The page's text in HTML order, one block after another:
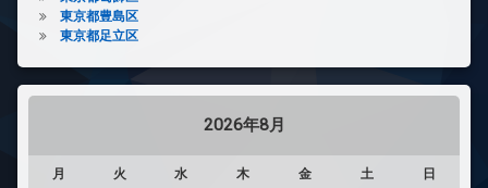
東京都豊島区
東京都足立区
2026年8月
月 火 水 木 金 土 日